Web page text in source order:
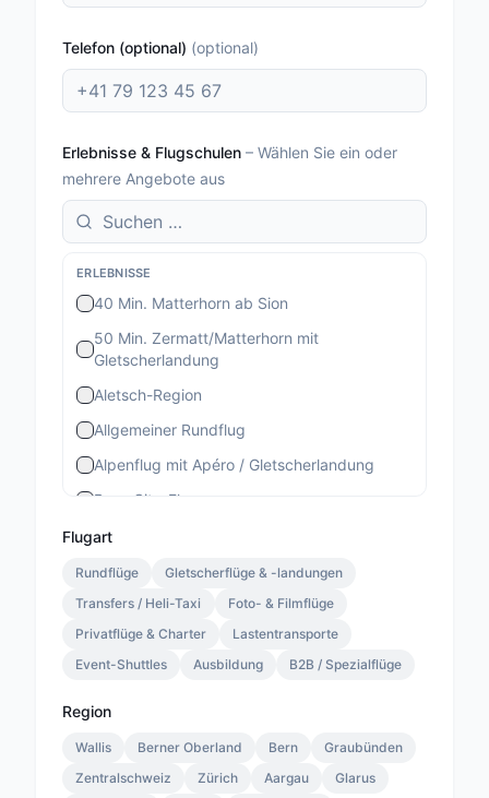
Telefon (optional) (optional)
Erlebnisse & Flugschulen – Wählen Sie ein oder
mehrere Angebote aus
ERLEBNISSE
40 Min. Matterhorn ab Sion
50 Min. Zermatt/Matterhorn mit
Gletscherlandung
Aletsch-Region
Allgemeiner Rundflug
Alpenflug mit Apéro / Gletscherlandung
Bern-City-Flug
Berner Stadtrundflug
Berner-Altstadt-Flug
Bernina-Gletscherflug
Bietschhorn-Region
Eiger-Mönch-Jungfrau
Gourmet Special
Gourmet Standard
Lauterbrunnen 13 Min.
Flugart
Rundflüge
Gletscherflüge & -landungen
Transfers / Heli-Taxi
Foto- & Filmflüge
Privatflüge & Charter
Lastentransporte
Event-Shuttles
Ausbildung B2B / Spezialflüge
Region
Wallis Berner Oberland Bern
Graubünden
Zentralschweiz
Zürich Aargau
Glarus